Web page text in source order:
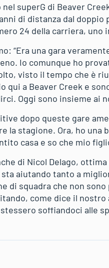
superG di Beaver
di distanza dal doppio
24 della carriera, uno
“Era una gara
Io comunque ho
visto il tempo che è
qui a Beaver Creek e
Oggi sono insieme ai
dopo queste gare
la stagione. Ora, ho una
casa e so che mio
di Nicol Delago,
aiutando tanto a
di squadra che non
come dice il
soffiandoci alle